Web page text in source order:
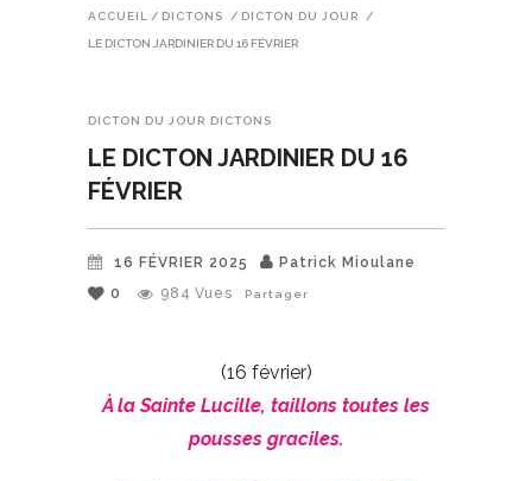
ACCUEIL / DICTONS / DICTON DU JOUR /
LE DICTON JARDINIER DU 16 FÉVRIER
DICTON DU JOUR DICTONS
LE DICTON JARDINIER DU 16
FÉVRIER
16 FÉVRIER 2025
Patrick Mioulane
0
984 Vues Partager
(16 février)
À la Sainte Lucille, taillons toutes les
pousses graciles.